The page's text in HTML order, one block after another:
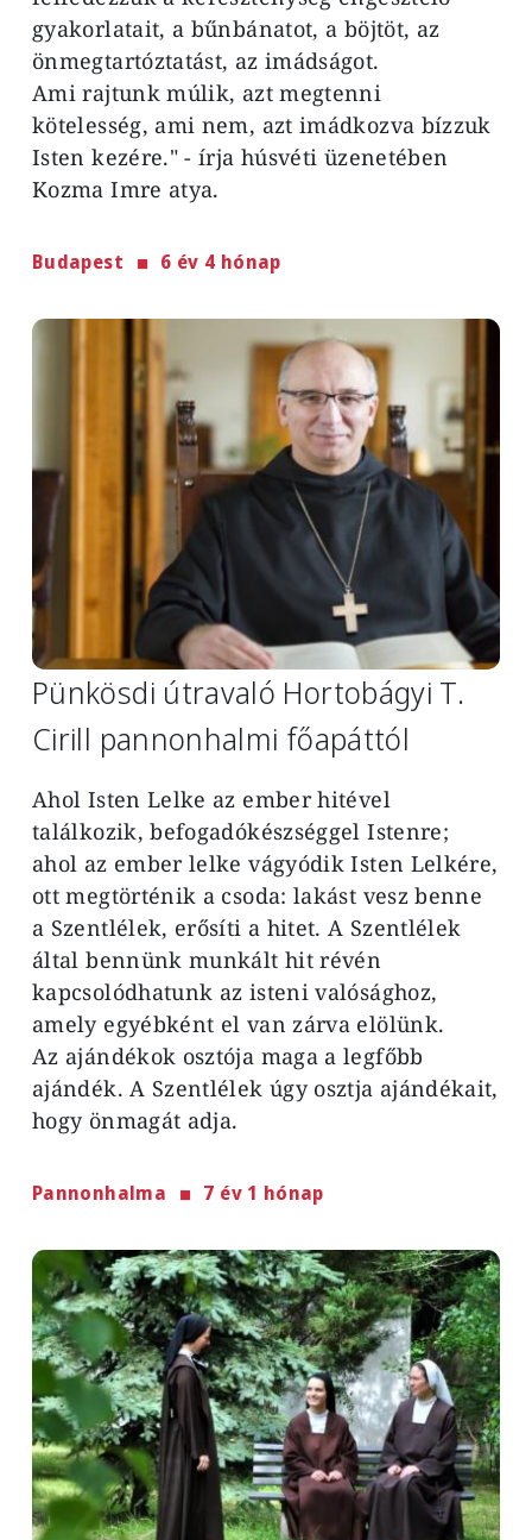
gyakorlatait, a bűnbánatot, a böjtöt, az
önmegtartóztatást, az imádságot.
Ami rajtunk múlik, azt megtenni
kötelesség, ami nem, azt imádkozva bízzuk
Isten kezére." - írja húsvéti üzenetében
Kozma Imre atya.
Budapest 6 év 4 hónap
Image
Pünkösdi útravaló Hortobágyi T.
Cirill pannonhalmi főapáttól
Ahol Isten Lelke az ember hitével
találkozik, befogadókészséggel Istenre;
ahol az ember lelke vágyódik Isten Lelkére,
ott megtörténik a csoda: lakást vesz benne
a Szentlélek, erősíti a hitet. A Szentlélek
által bennünk munkált hit révén
kapcsolódhatunk az isteni valósághoz,
amely egyébként el van zárva elölünk.
Az ajándékok osztója maga a legfőbb
ajándék. A Szentlélek úgy osztja ajándékait,
hogy önmagát adja.
Pannonhalma 7 év 1 hónap
Image